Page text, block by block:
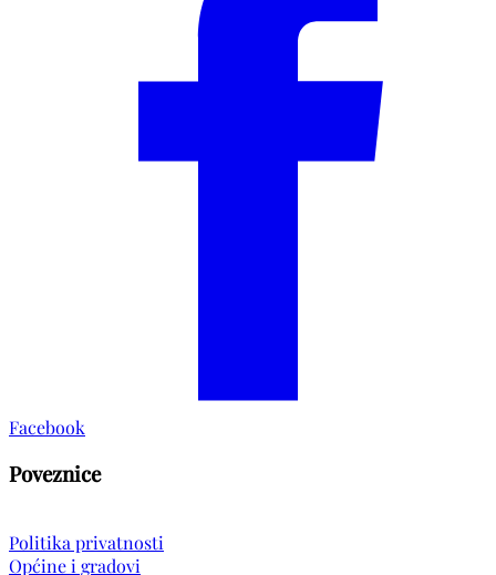
Facebook
Poveznice
Politika privatnosti
Općine i gradovi